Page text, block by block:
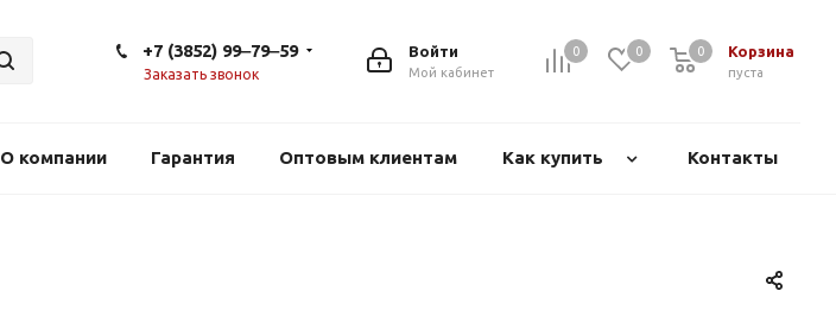
0 0 Корзина
пуста
0
Войти
Мой кабинет
+7 (3852) 99‒79‒59
Заказать звонок
О компании Гарантия Оптовым клиентам Как купить Контакты